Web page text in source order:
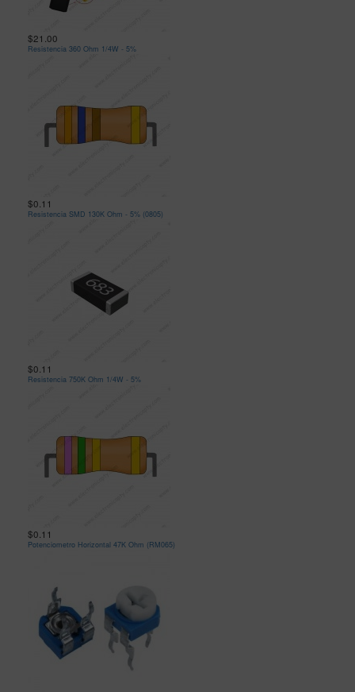
$21.00
Resistencia 360 Ohm 1/4W - 5%
$0.11
Resistencia SMD 130K Ohm - 5% (0805)
$0.11
Resistencia 750K Ohm 1/4W - 5%
$0.11
Potenciometro Horizontal 47K Ohm (RM065)